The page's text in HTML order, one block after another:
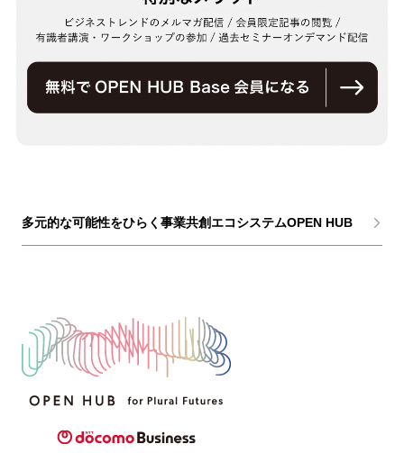
多元的な可能性をひらく事業共創エコシステムOPEN HUB